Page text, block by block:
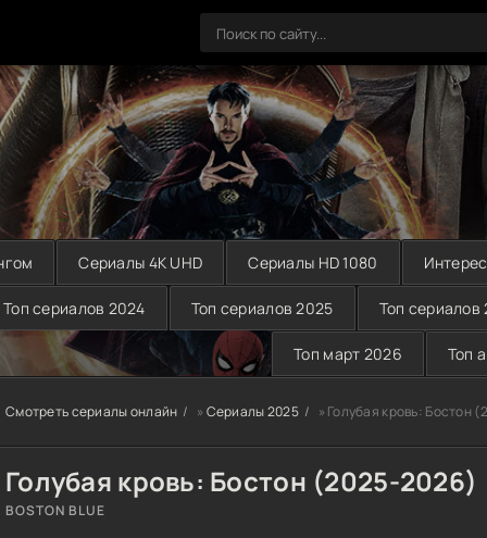
Сериалы 4K UHD Сериалы HD 1080
Топ сериалов 2024 Топ сериалов 2025 Топ сериалов
Топ март 2026 Топ
Смотреть сериалы онлайн » Сериалы 2025 » Голубая кровь: Бостон
Голубая кровь: Бостон (2025-2026)
BOSTON BLUE